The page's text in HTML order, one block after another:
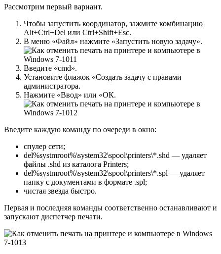
Рассмотрим первый вариант.
Чтобы запустить координатор, зажмите комбинацию
Alt+Ctrl+Del или Ctrl+Shift+Esc.
В меню «Файл» нажмите «Запустить новую задачу».
Введите «cmd».
Установите флажок «Создать задачу с правами
администратора.
Нажмите «Ввод» или «ОК.
Введите каждую команду по очереди в окно:
спулер сети;
del%systmroot%\system32\spool\printers\*.shd — удаляет
файлы .shd из каталога Printers;
del%systmroot%\system32\spool\printers\*.spl — удаляет
папку с документами в формате .spl;
чистая звезда быстро.
Первая и последняя команды соответственно останавливают и
запускают диспетчер печати.